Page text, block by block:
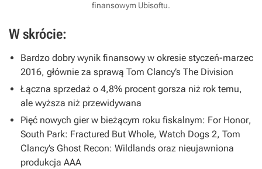
finansowym Ubisoftu.
W skrócie:
Bardzo dobry wynik finansowy w okresie styczeń-marzec
2016, głównie za sprawą Tom Clancy’s The Division
Łączna sprzedaż o 4,8% procent gorsza niż rok temu,
ale wyższa niż przewidywana
Pięć nowych gier w bieżącym roku fiskalnym: For Honor,
South Park: Fractured But Whole, Watch Dogs 2, Tom
Clancy’s Ghost Recon: Wildlands oraz nieujawniona
produkcja AAA